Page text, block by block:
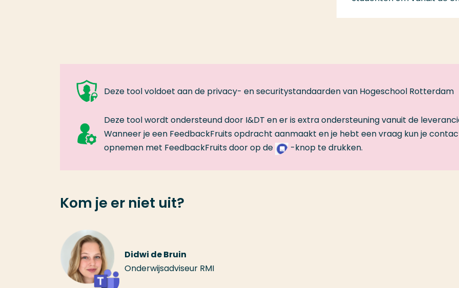
Deze tool voldoet aan de privacy- en securitystandaarden van Hogeschool Rotterdam
Deze tool wordt ondersteund door I&DT en er is extra ondersteuning vanuit de
Wanneer je een FeedbackFruits opdracht aanmaakt en je hebt een vraag kun je
opnemen met FeedbackFruits door op de
-knop te drukken.
Kom je er niet uit?
Didwi de Bruin
Onderwijsadviseur RMI